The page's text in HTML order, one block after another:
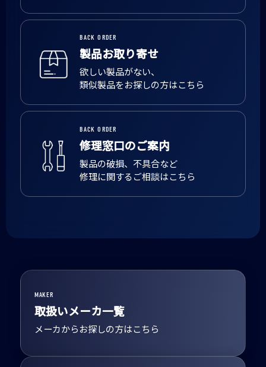
BACK ORDER
製品お取り寄せ
欲しい製品がない、
類似製品をお探しの方はこちら
BACK ORDER
修理窓口のご案内
製品の破損、不具合など
修理に関するご相談はこちら
MAKER
取扱いメーカ一覧
メーカからお探しの方はこちら